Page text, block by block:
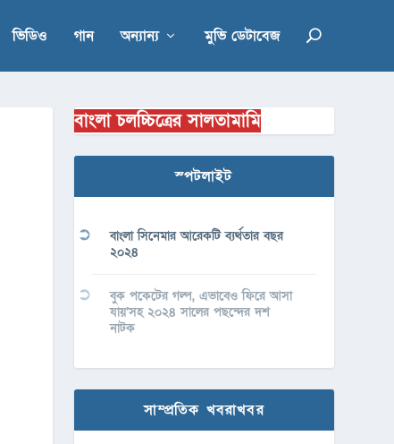
ভিডিও গান অন্যান্য মুভি ডেটাবেজ
বাংলা চলচ্চিত্রের সালতামামি
স্পটলাইট
বাংলা সিনেমার আরেকটি ব্যর্থতার বছর
২০২৪
বুক পকেটের গল্প, এভাবেও ফিরে আসা
যায়’সহ ২০২৪ সালের পছন্দের দশ
নাটক
সাম্প্রতিক খবরাখবর